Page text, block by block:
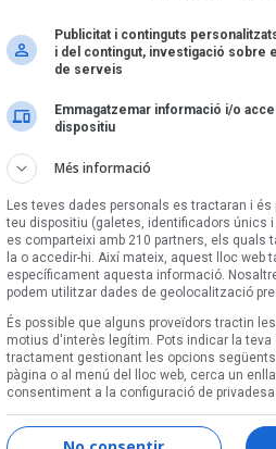
"Amb tu"
"Lo bueno y lo malo"
Carmen y María
Publicitat i continguts
i del contingut, investigació sobre
de serveis
Emmagatzemar informació i/o
dispositiu
Més informació
Les teves dades personals es tractaran i
teu dispositiu (galetes, identificadors únics
es comparteixi amb 210 partners, els quals
la o accedir-hi. Així mateix, aquest lloc web
específicament aquesta informació.
podem utilitzar dades de geolocalització
És possible que alguns proveïdors tractin
motius d'interès legítim. Pots indicar la
tractament gestionant les opcions
pàgina o al menú del lloc web, cerca un
consentiment a la configuració de